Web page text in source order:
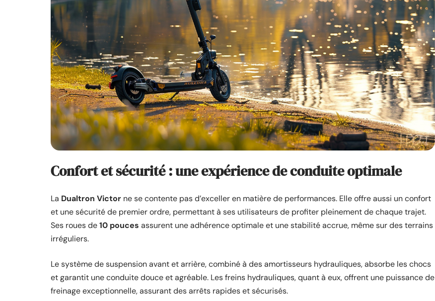
Confort et sécurité : une expérience de conduite optimale
La Dualtron Victor ne se contente pas d’exceller en matière de performances. Elle offre aussi un confort
et une sécurité de premier ordre, permettant à ses utilisateurs de profiter pleinement de chaque trajet.
Ses roues de10 pouces assurent une adhérence optimale et une stabilité accrue, même sur des terrains
irréguliers.
Le système de suspension avant et arrière, combiné à des amortisseurs hydrauliques, absorbe les chocs
et garantit une conduite douce et agréable. Les freins hydrauliques, quant à eux, offrent une puissance de
freinage exceptionnelle, assurant des arrêts rapides et sécurisés.